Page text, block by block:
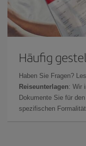
Häufig
Haben Sie Fragen?
Reiseunterlagen: Wir
Dokumente Sie für
spezifischen